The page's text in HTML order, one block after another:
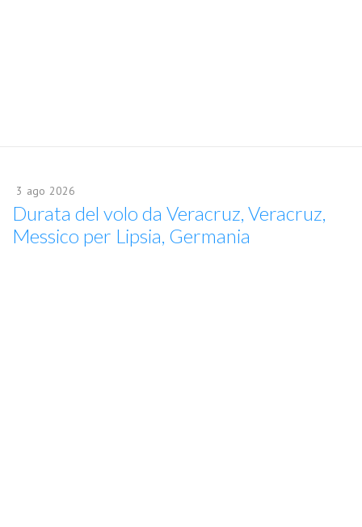
3 ago 2026
Durata del volo da Veracruz, Veracruz,
Messico per Lipsia, Germania